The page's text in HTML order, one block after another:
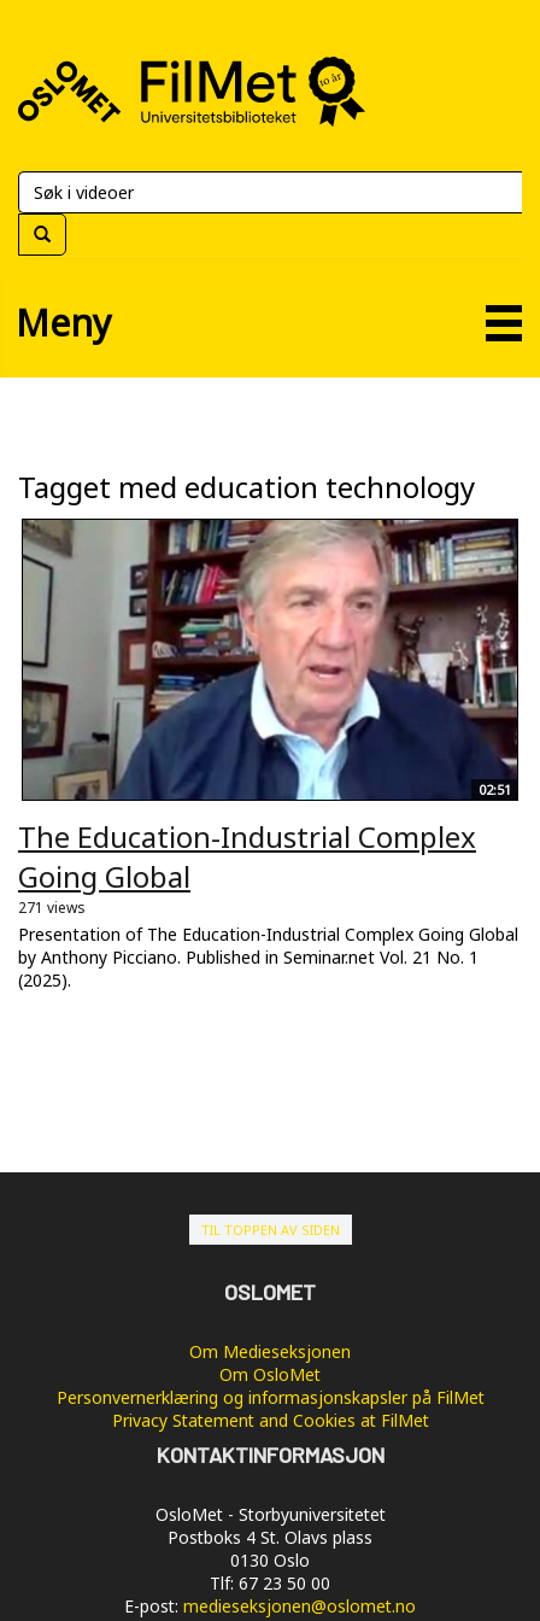
FilMet
Universitetsbiblioteket
Meny
Tagget med education technology
02:51
The Education-Industrial Complex
Going Global
271 views
Presentation of The Education-Industrial Complex Going Global
by Anthony Picciano. Published in Seminar.net Vol. 21 No. 1
(2025).
TIL TOPPEN AV SIDEN
OSLOMET
Om Medieseksjonen
Om OsloMet
Personvernerklæring og informasjonskapsler på FilMet
Privacy Statement and Cookies at FilMet
KONTAKTINFORMASJON
OsloMet - Storbyuniversitetet
Postboks 4 St. Olavs plass
0130 Oslo
Tlf: 67 23 50 00
E-post: medieseksjonen@oslomet.no